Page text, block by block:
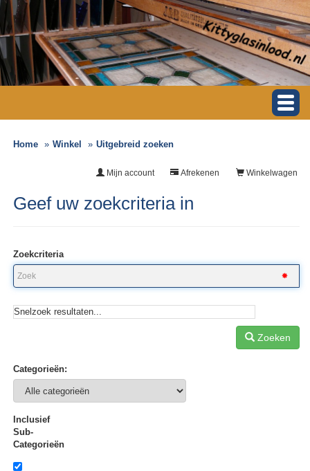
Home Winkel Uitgebreid zoeken
Winkelwagen
Afrekenen
Mijn account
Geef uw zoekcriteria in
Zoekcriteria
Snelzoek resultaten...
Zoeken
Categorieën:
Inclusief
Sub-
Categorieën